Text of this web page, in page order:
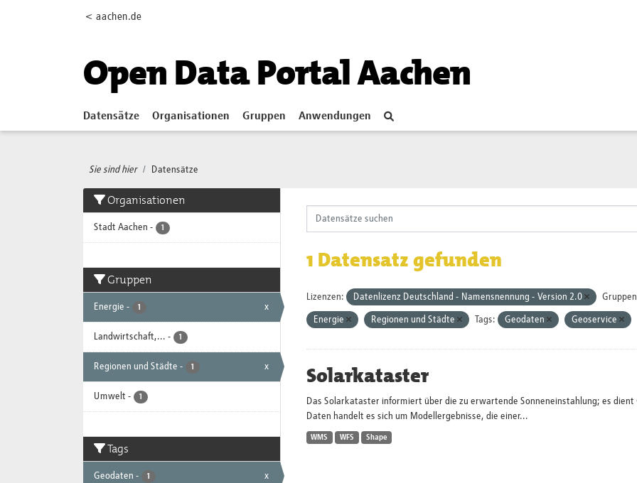
< aachen.de
Open Data Portal Aachen
Datensätze Organisationen Gruppen Anwendungen
Sie sind hier Datensätze
Organisationen
Stadt Aachen - 1
Gruppen
Energie - 1 x
Landwirtschaft,... - 1
Regionen und Städte - 1 x
Umwelt - 1
Tags
Geodaten - 1 x
1 Datensatz gefunden
Lizenzen: Datenlizenz Deutschland - Namensnennung - Version 2.0
Energie Regionen und Städte Tags: Geodaten Geoservice
Solarkataster
Das Solarkataster informiert über die zu erwartende Sonneneinstahlung; es
Daten handelt es sich um Modellergebnisse, die einer...
WMS WFS Shape